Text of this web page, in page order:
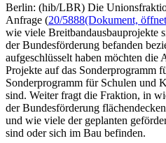
Berlin: (hib/LBR) Die
Anfrage (20/5888(Dokument,
wie viele Breitbandausbauprojekte
der Bundesförderung befanden
aufgeschlüsselt haben möchten die
Projekte auf das Sonderprogramm
Sonderprogramm für Schulen und
sind. Weiter fragt die Fraktion, in
der Bundesförderung
und wie viele der geplanten
sind oder sich im Bau befinden.